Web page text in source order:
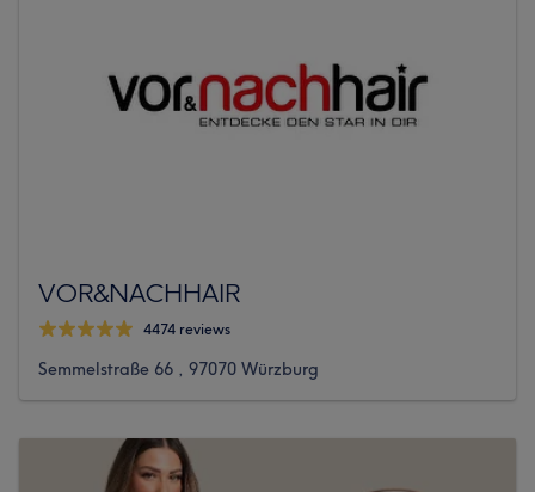
VOR&NACHHAIR
4474 reviews
Semmelstraße 66 , 97070 Würzburg